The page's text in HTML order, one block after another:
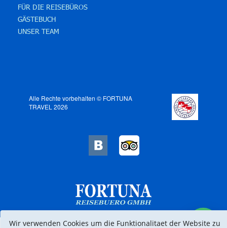
FÜR DIE REISEBÜROS
GÄSTEBUCH
UNSER TEAM
Alle Rechte vorbehalten © FORTUNA
TRAVEL 2026
Wir verwenden Cookies um die Funktionalitaet der Website zu